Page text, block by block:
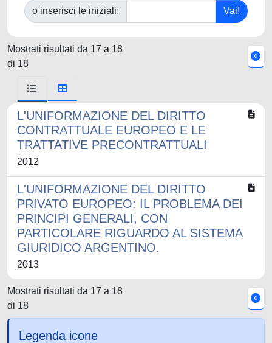
o inserisci le iniziali:
Mostrati risultati da 17 a 18
di 18
L'UNIFORMAZIONE DEL DIRITTO
CONTRATTUALE EUROPEO E LE
TRATTATIVE PRECONTRATTUALI
2012
L'UNIFORMAZIONE DEL DIRITTO
PRIVATO EUROPEO: IL PROBLEMA DEI
PRINCIPI GENERALI, CON
PARTICOLARE RIGUARDO AL SISTEMA
GIURIDICO ARGENTINO.
2013
Mostrati risultati da 17 a 18
di 18
Legenda icone